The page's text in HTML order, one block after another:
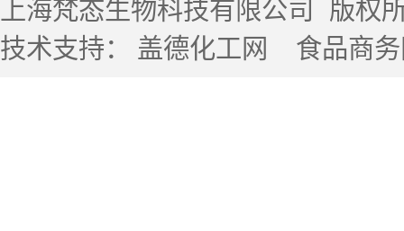
上海梵态生物科技有限公司
版权
技术支持： 盖德化工网 食品商